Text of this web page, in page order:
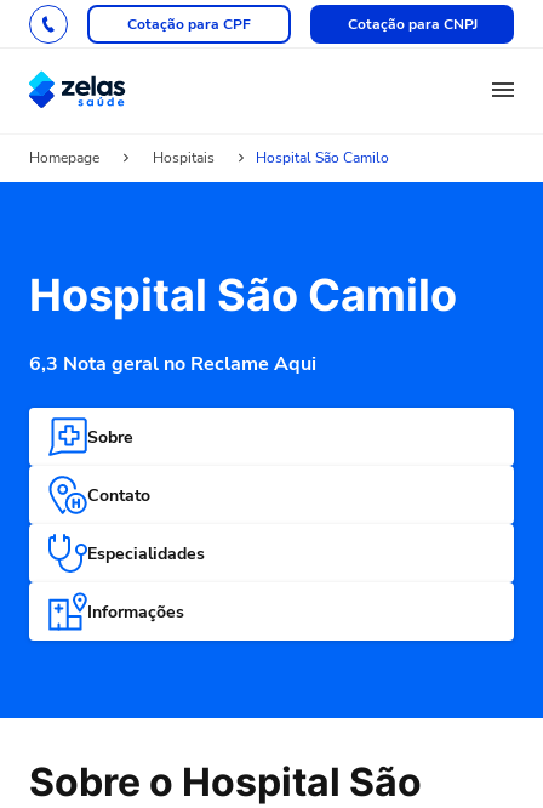
Cotação para CPF Cotação para CNPJ
Homepage Hospitais Hospital São Camilo
Hospital São Camilo
6,3 Nota geral no Reclame Aqui
Sobre
Contato
Especialidades
Informações
Sobre o Hospital São